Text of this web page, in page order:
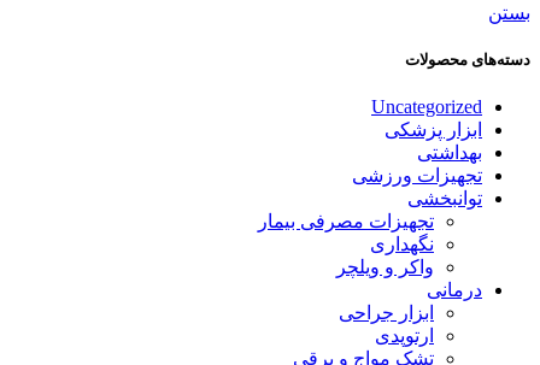
بستن
دسته‌های محصولات
Uncategorized
ابزار پزشکی
بهداشتی
تجهیزات ورزشی
توانبخشی
تجهیزات مصرفی بیمار
نگهداری
واکر و ویلچر
درمانی
ابزار جراحی
ارتوپدی
تشک مواج و برقی